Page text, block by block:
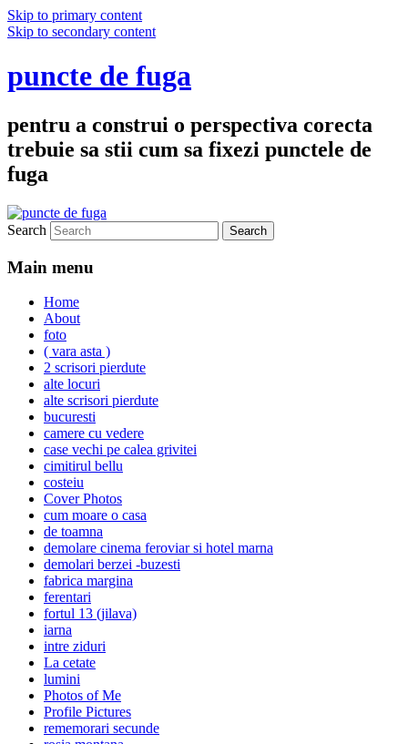
Skip to primary content
Skip to secondary content
puncte de fuga
pentru a construi o perspectiva corecta
trebuie sa stii cum sa fixezi punctele de
fuga
Search
Main menu
Home
About
foto
( vara asta )
2 scrisori pierdute
alte locuri
alte scrisori pierdute
bucuresti
camere cu vedere
case vechi pe calea grivitei
cimitirul bellu
costeiu
Cover Photos
cum moare o casa
de toamna
demolare cinema feroviar si hotel marna
demolari berzei -buzesti
fabrica margina
ferentari
fortul 13 (jilava)
iarna
intre ziduri
La cetate
lumini
Photos of Me
Profile Pictures
rememorari secunde